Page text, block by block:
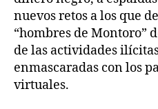
nuevos retos a los que
“hombres de Montoro”
de las actividades
enmascaradas con los
virtuales.